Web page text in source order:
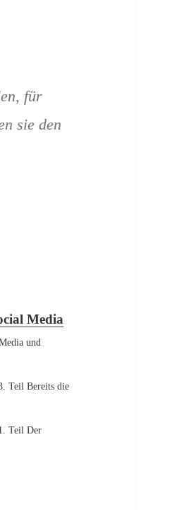
für
sie den
Media
und
Teil Bereits die
Teil Der